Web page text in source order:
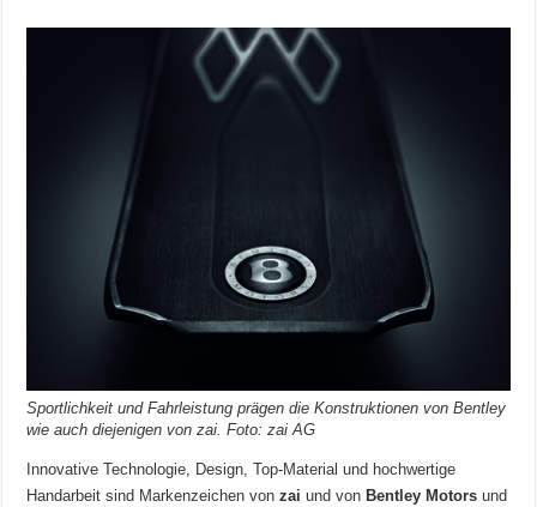
Sportlichkeit und Fahrleistung prägen die Konstruktionen von Bentley
wie auch diejenigen von zai. Foto: zai AG
Innovative Technologie, Design, Top-Material und hochwertige
Handarbeit sind Markenzeichen vonzai und von Bentley Motors und